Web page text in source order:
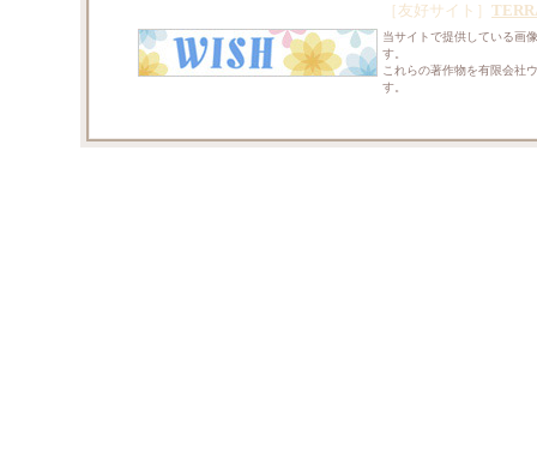
［友好サイト］
当サイトで提供している画
す。
これらの著作物を有限会社
す。